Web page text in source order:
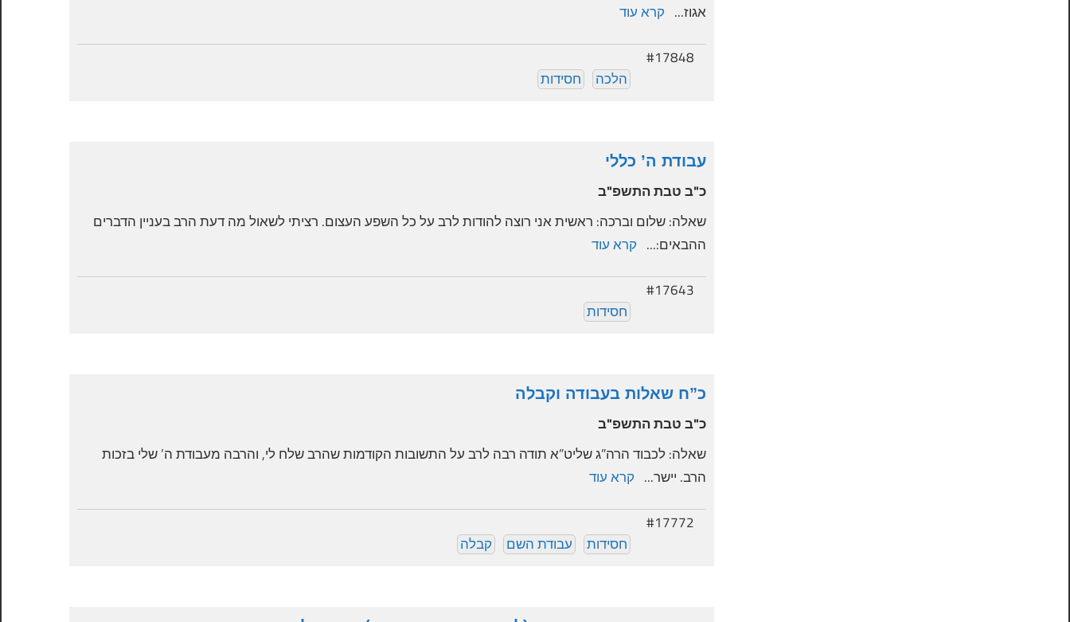
אגוז... קרא עוד
#17848
הלכה
חסידות
עבודת ה’ כללי
כ"ב טבת התשפ"ב
שאלה: שלום וברכה: ראשית אני רוצה להודות לרב על כל השפע העצום. רציתי לשאול מה דעת הרב בעניין הדברים
ההבאים:... קרא עוד
#17643
חסידות
כ”ח שאלות בעבודה וקבלה
כ"ב טבת התשפ"ב
שאלה: לכבוד הרה”ג שליט”א תודה רבה לרב על התשובות הקודמות שהרב שלח לי, והרבה מעבודת ה’ שלי בזכות
הרב. יישר... קרא עוד
#17772
חסידות
עבודת השם קבלה